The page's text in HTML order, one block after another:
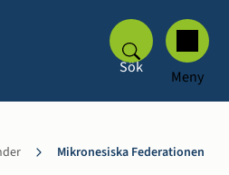
Sök Meny
Mikronesiska Federationen